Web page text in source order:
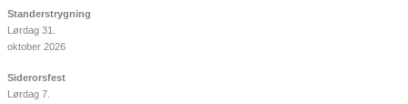
Standerstrygning
Lørdag 31.
oktober 2026
Siderorsfest
Lørdag 7.